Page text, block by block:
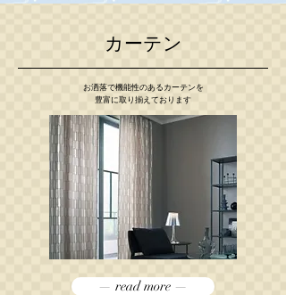
カーテン
お洒落で機能性のあるカーテンを
豊富に取り揃えております
— read more —